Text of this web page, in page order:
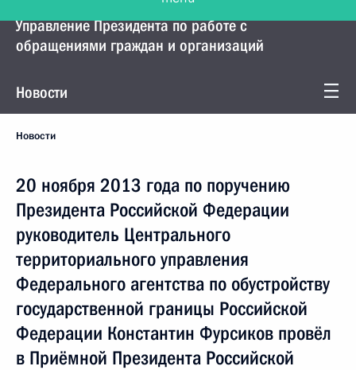
Управление Президента по работе с
обращениями граждан и организаций
Новости
Новости
20 ноября 2013 года по поручению
Президента Российской Федерации
руководитель Центрального
территориального управления
Федерального агентства по обустройству
государственной границы Российской
Федерации Константин Фурсиков провёл
в Приёмной Президента Российской